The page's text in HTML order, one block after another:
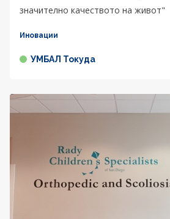
значително качеството на живот"
Иновации
УМБАЛ Токуда